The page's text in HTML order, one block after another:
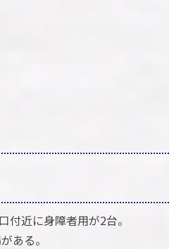
近に身障者用が2台。
ある。